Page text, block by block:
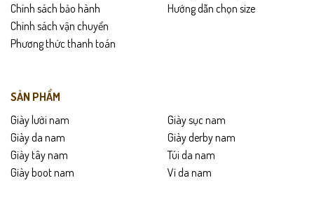
Chính sách bảo hành
Chính sách vận chuyển
Phương thức thanh toán
Hướng dẫn chọn size
SẢN PHẨM
Giày lười nam
Giày da nam
Giày tây nam
Giày boot nam
Giày sục nam
Giày derby nam
Túi da nam
Ví da nam